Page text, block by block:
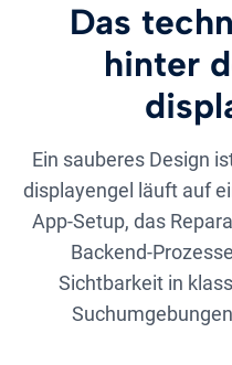
Das
hinter
Ein sauberes Design
displayengel läuft auf
App-Setup, das
Backend-
Sichtbarkeit in